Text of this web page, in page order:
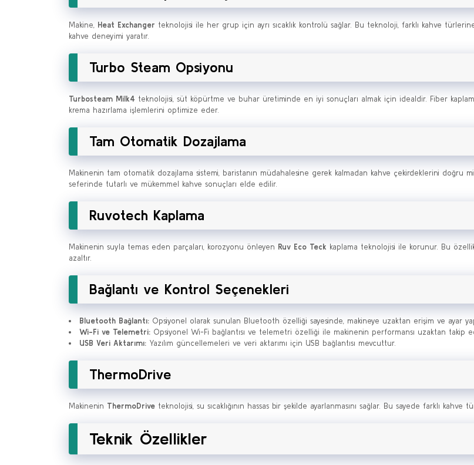
Makine, Heat Exchanger teknolojisi ile her grup için ayrı sıcaklık kontrolü sağlar. Bu teknoloji, farklı kahve
kahve deneyimi yaratır.
Turbo Steam Opsiyonu
Turbosteam Milk4 teknolojisi, süt köpürtme ve buhar üretiminde en iyi sonuçları almak için idealdir. Fiber
krema hazırlama işlemlerini optimize eder.
Tam Otomatik Dozajlama
Makinenin tam otomatik dozajlama sistemi, baristanın müdahalesine gerek kalmadan kahve çekirdeklerini
seferinde tutarlı ve mükemmel kahve sonuçları elde edilir.
Ruvotech Kaplama
Makinenin suyla temas eden parçaları, korozyonu önleyen Ruv Eco Teck kaplama teknolojisi ile korunur. Bu
azaltır.
Bağlantı ve Kontrol Seçenekleri
Bluetooth Bağlantı: Opsiyonel olarak sunulan Bluetooth özelliği sayesinde, makineye uzaktan erişim ve ayar
Wi-Fi ve Telemetri: Opsiyonel Wi-Fi bağlantısı ve telemetri özelliği ile makinenin performansı uzaktan takip
USB Veri Aktarımı: Yazılım güncellemeleri ve veri aktarımı için USB bağlantısı mevcuttur.
ThermoDrive
Makinenin ThermoDrive teknolojisi, su sıcaklığının hassas bir şekilde ayarlanmasını sağlar. Bu sayede farklı
Teknik Özellikler